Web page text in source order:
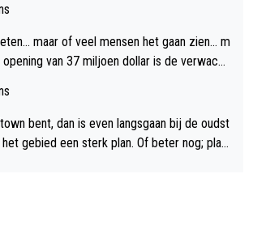
maar of veel mensen het gaan zien... m
van 37 miljoen dollar is de verwacht
bent, dan is even langsgaan bij de oudst
een sterk plan. Of beter nog; plan